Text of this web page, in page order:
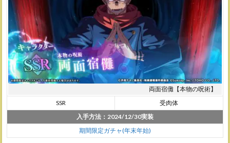
使い
方・
おす
すめ
残滓
4
両面
宿儺
(影
キル
4.1
両面宿儺【本物の呪術】
SSR
受肉体
入手方法：2024/12/30実装
期間限定ガチャ(年末年始)